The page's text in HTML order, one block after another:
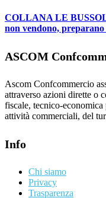
COLLANA LE
non vendono,
ASCOM
Ascom Confcommercio
attraverso azioni dirette o
fiscale, tecnico-
attività commerciali, del
Info
Chi siamo
Privacy
Trasparenza